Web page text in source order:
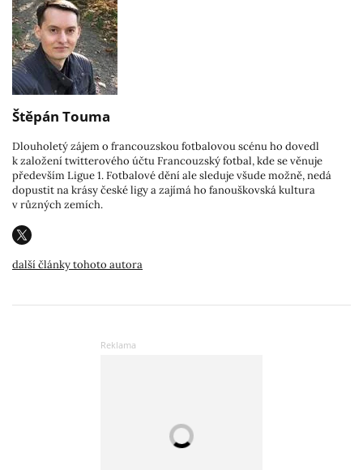
Štěpán Touma
Dlouholetý zájem o francouzskou fotbalovou scénu ho dovedl
k založení twitterového účtu Francouzský fotbal, kde se věnuje
především Ligue 1. Fotbalové dění ale sleduje všude možně, nedá
dopustit na krásy české ligy a zajímá ho fanouškovská kultura
v různých zemích.
další články tohoto autora